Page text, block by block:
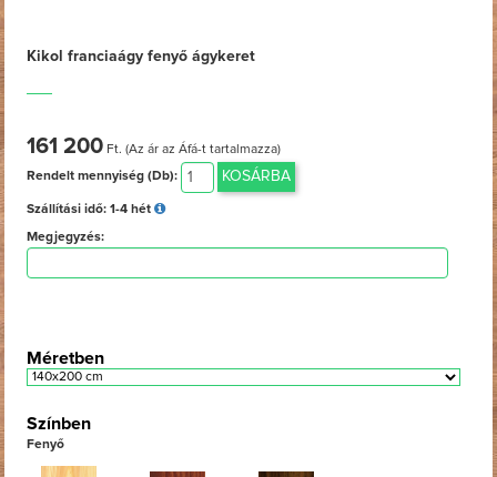
Kikol franciaágy fenyő ágykeret
161 200 Ft. (Az ár az Áfá-t tartalmazza)
Rendelt mennyiség (Db):
KOSÁRBA
Szállítási idő: 1-4 hét
Megjegyzés:
Méretben
Színben
Fenyő